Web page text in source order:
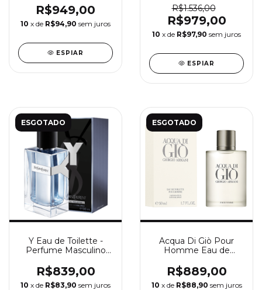
Versace
R$949,00
10 x de R$94,90 sem juros
ESPIAR
R$1.536,00
R$979,00
10 x de R$97,90 sem juros
ESPIAR
ESGOTADO
Y Eau de Toilette -
Perfume Masculino
R$839,00
10 x de R$83,90 sem juros
ESGOTADO
Acqua Di Giò Pour
Homme Eau de
Masculino Giorgio
Armani
R$889,00
10 x de R$88,90 sem juros